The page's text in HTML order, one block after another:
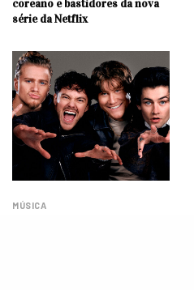
coreano e bastidores da nova
série da Netflix
MÚSICA